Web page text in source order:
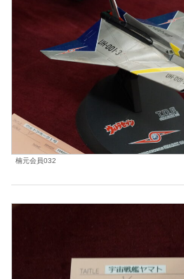
楠元会員032